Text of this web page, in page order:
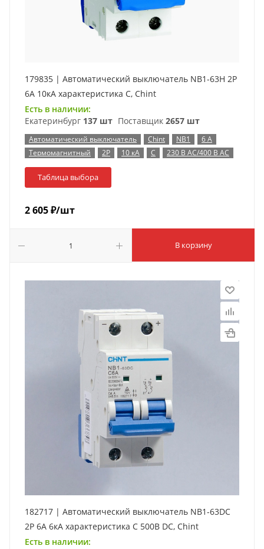
179835 | Автоматический выключатель NB1-63H 2P
6А 10кА характеристика C, Chint
Есть в наличии:
Екатеринбург 137 шт Поставщик 2657 шт
Автоматический выключатель Chint NB1
6 А
Термомагнитный
2P 10 кА C 230 В AC/400 В AC
Таблица выбора
2 605₽/шт
В корзину
182717 | Автоматический выключатель NB1-63DC
2P 6А 6кА характеристика C 500В DC, Chint
Есть в наличии: